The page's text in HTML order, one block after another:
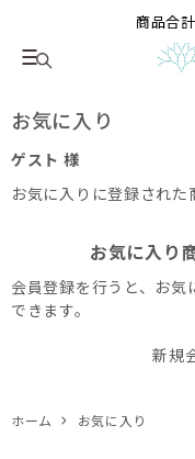
商品合
お気に入り
ゲスト 様
お気に入りに登録された
ホーム お気に入り
お気に入り
会員登録を行うと、お
できます。
新規